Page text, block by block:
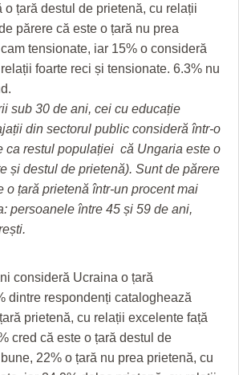
o țară destul de prietenă, cu relații
părere că este o țară nu prea
tensionate, iar 15% o consideră
foarte reci și tensionate. 6.3% nu
sub 30 de ani, cei cu educație
din sectorul public consideră într-o
ca restul populației că Ungaria este o
și destul de prietenă). Sunt de părere
o țară prietenă într-un procent mai
persoanele între 45 și 59 de ani,
consideră Ucraina o țară
dintre respondenți cataloghează
prietenă, cu relații excelente față
cred că este o țară destul de
22% o țară nu prea prietenă, cu